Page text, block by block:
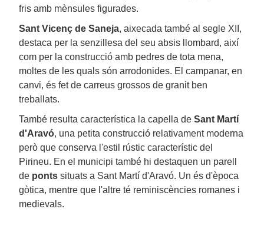
fris amb mènsules figurades.
Sant Vicenç de Saneja, aixecada també al segle XII,
destaca per la senzillesa del seu absis llombard, així
com per la construcció amb pedres de tota mena,
moltes de les quals són arrodonides. El campanar, en
canvi, és fet de carreus grossos de granit ben
treballats.
També resulta característica la capella de Sant Martí
d'Aravó, una petita construcció relativament moderna
però que conserva l'estil rústic característic del
Pirineu. En el municipi també hi destaquen un parell
de ponts situats a Sant Martí d'Aravó. Un és d'època
gòtica, mentre que l'altre té reminiscències romanes i
medievals.